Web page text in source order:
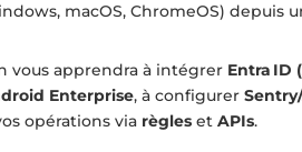
macOS, ChromeOS) depuis
vous apprendra à intégrer Entra ID
Enterprise, à configurer
opérations via règles etAPIs.